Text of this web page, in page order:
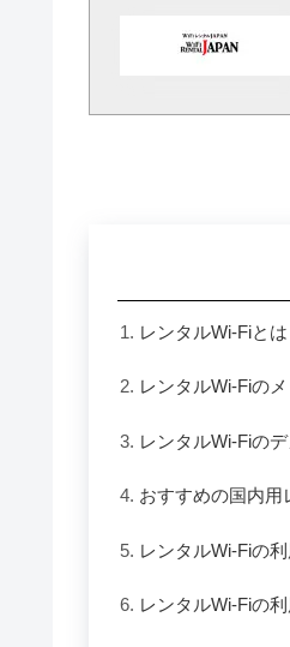
レンタルWi-Fiとは
レンタルWi-Fiの
レンタルWi-Fiの
おすすめの国内用
レンタルWi-Fiの
レンタルWi-Fiの